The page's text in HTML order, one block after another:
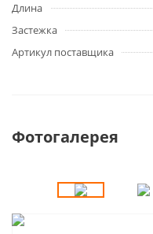
Длина
Застежка
Артикул поставщика
Фотогалерея